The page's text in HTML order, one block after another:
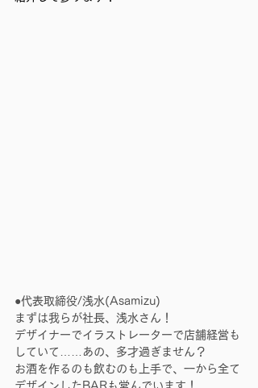
●代表取締役/浅水(Asamizu)
まずは我らが社長、浅水さん！
デザイナーでイラストレーターで店舗経営も
していて……あの、多才過ぎません？
お酒を作るのも飲むのも上手で、一から全て
デザインしたBARも営んでいます！